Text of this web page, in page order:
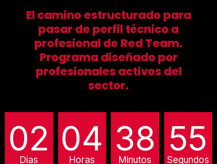
El camino estructurado para
pasar de perfil técnico a
profesional de Red Team.
Programa diseñado por
profesionales activos del
sector.
02
Días
04
Horas
38
Minutos
54
Segundos